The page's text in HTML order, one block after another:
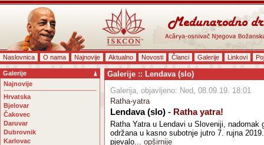
Naslovnica O nama Najnovije Aktualno Novosti Članci Galerije Linkovi
Galerije
Najnovije
Hrvatska
Bjelovar
Čakovec
Daruvar
Dubrovnik
Karlovac
Galerije :: Lendava (slo)
Galerija, objavljeno: Ned, 08.09.19. 18:01
Ratha-yatra
Lendava (slo) - Ratha yatra!
Ratha Yatra u Lendavi u Sloveniji, nadomak
održana u kasno subotnje jutro 7. rujna
pjevalo... opširnije